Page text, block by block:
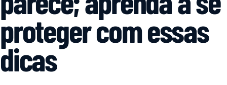
proteger com essas
dicas